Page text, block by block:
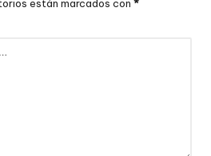
están marcados con *